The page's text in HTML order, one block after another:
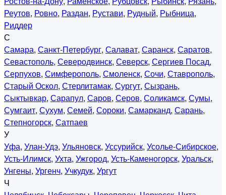
Реутов, Ровно, Раздан, Рустави, Рудный, Рыбница,
Риддер
С
Самара, Санкт-Петербург, Салават, Саранск, Саратов,
Севастополь, Северодвинск, Северск, Сергиев Посад,
Серпухов, Симферополь, Смоленск, Сочи, Ставрополь,
Старый Оскол, Стерлитамак, Сургут, Сызрань,
Сыктывкар, Сарапул, Саров, Серов, Соликамск, Сумы,
Сумгаит, Сухум, Семей, Сороки, Самарканд, Сарань,
Степногорск, Сатпаев
У
Уфа, Улан-Удэ, Ульяновск, Уссурийск, Усолье-Сибирское,
Усть-Илимск, Ухта, Ужгород, Усть-Каменогорск, Уральск,
Унгены, Ургенч, Учкудук, Ургут
Ч